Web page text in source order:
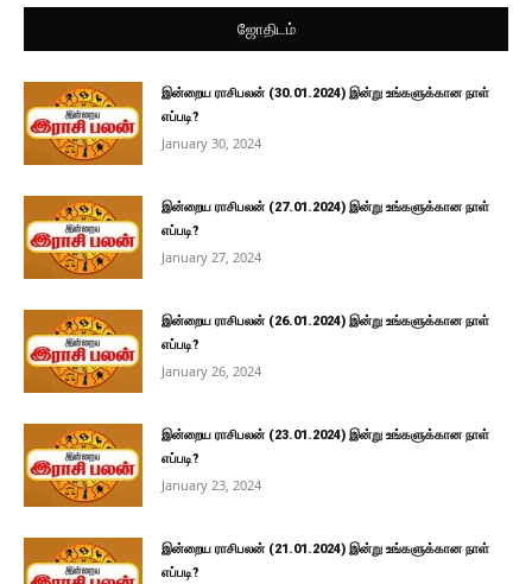
ஜோதிடம்
இன்றைய ராசிபலன் (30.01.2024) இன்று உங்களுக்கான நாள்
எப்படி?
January 30, 2024
இன்றைய ராசிபலன் (27.01.2024) இன்று உங்களுக்கான நாள்
எப்படி?
January 27, 2024
இன்றைய ராசிபலன் (26.01.2024) இன்று உங்களுக்கான நாள்
எப்படி?
January 26, 2024
இன்றைய ராசிபலன் (23.01.2024) இன்று உங்களுக்கான நாள்
எப்படி?
January 23, 2024
இன்றைய ராசிபலன் (21.01.2024) இன்று உங்களுக்கான நாள்
எப்படி?